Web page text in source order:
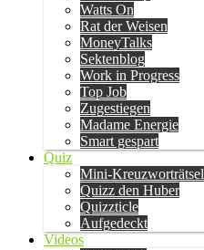
Watts On
Rat der Weisen
MoneyTalks
Sektenblog
Work in Progress
Top Job
Zugestiegen
Madame Energie
Smart gespart
Quiz
Mini-Kreuzworträtsel
Quizz den Huber
Quizzticle
Aufgedeckt
Videos